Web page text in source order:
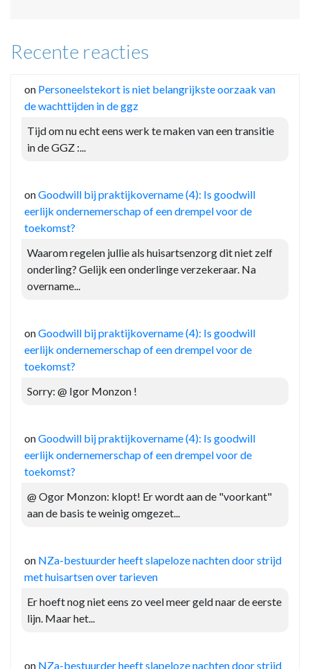
Recente reacties
on Personeelstekort is niet belangrijkste oorzaak van
de wachttijden in de ggz
Tijd om nu echt eens werk te maken van een transitie
in de GGZ :...
onGoodwill bij praktijkovername (4): Is goodwill
eerlijk ondernemerschap of een drempel voor de
toekomst?
Waarom regelen jullie als huisartsenzorg dit niet zelf
onderling? Gelijk een onderlinge verzekeraar. Na
overname...
onGoodwill bij praktijkovername (4): Is goodwill
eerlijk ondernemerschap of een drempel voor de
toekomst?
Sorry: @ Igor Monzon !
onGoodwill bij praktijkovername (4): Is goodwill
eerlijk ondernemerschap of een drempel voor de
toekomst?
@ Ogor Monzon: klopt! Er wordt aan de "voorkant"
aan de basis te weinig omgezet...
on NZa-bestuurder heeft slapeloze nachten door strijd
met huisartsen over tarieven
Er hoeft nog niet eens zo veel meer geld naar de eerste
lijn. Maar het...
on NZa-bestuurder heeft slapeloze nachten door strijd